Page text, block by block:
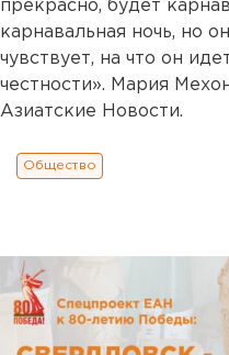
прекрасно, будет
карнавальная ночь, но
чувствует, на что он
честности». Мария
Азиатские Новости.
Общество